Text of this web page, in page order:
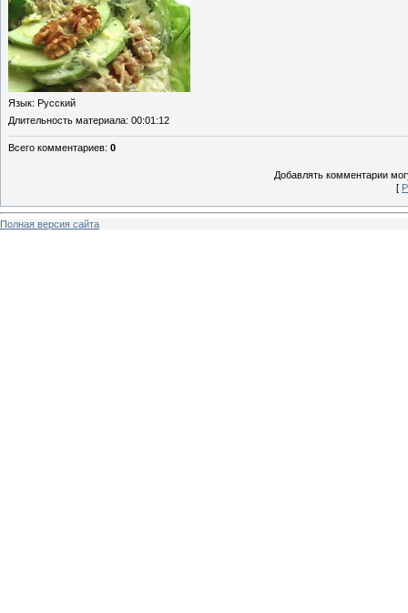
Язык: Русский
Длительность материала: 00:01:12
Всего комментариев: 0
Добавлять комментарии
[
Полная версия сайта